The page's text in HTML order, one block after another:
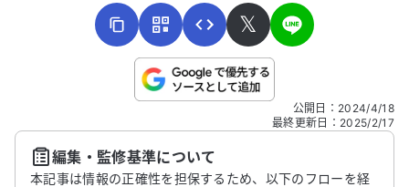
こちらは送信専用のフォームです。氏名やご自身の病気の詳細な
送信する
𝕏
公開日 ： 2024/4/18
最終更新日 ： 2025/2/17
編集・監修基準について
本記事は情報の正確性を担保するため、以下のフローを経